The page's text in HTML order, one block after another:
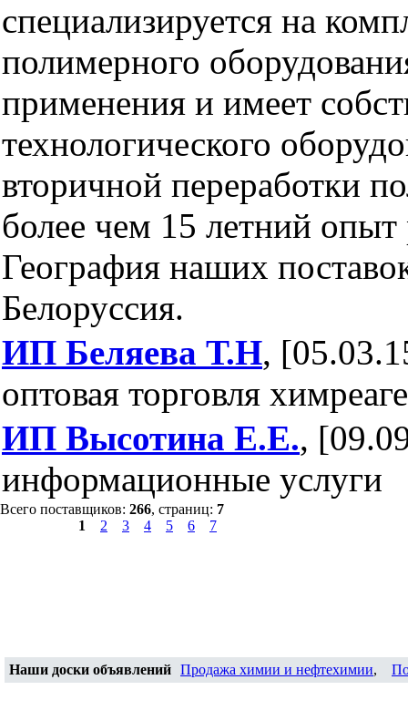
специализируется на
полимерного
применения и имеет
технологического
вторичной переработки
более чем 15 летний
География наших
Белоруссия.
ИП Беляева Т.Н,
оптовая торговля
ИП Высотина Е.Е.,
информационные услуги
Всего поставщиков: 266, страниц: 7
1
2 3 4 5 6 7
Наши доски объявлений Продажа химии и нефтехимии,